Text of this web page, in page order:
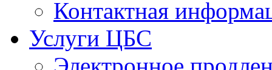
Контактная
Услуги ЦБС